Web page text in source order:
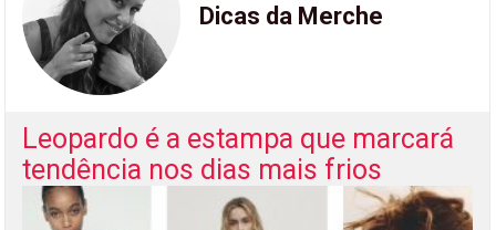
Dicas da Merche
Leopardo é a estampa que marcará
tendência nos dias mais frios